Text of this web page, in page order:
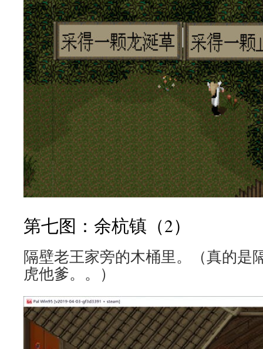
第七图：余杭镇（2）
隔壁老王家旁的木桶里。（真的是
虎他爹。。）